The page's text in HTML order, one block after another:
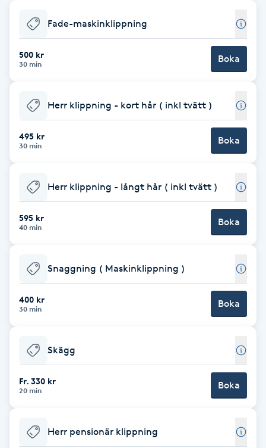
Babylights
Balayage
Barber
BIAB
Blowout
Brynfärgning
Brynplockning
Bröllopsuppsättning
C
Celluliter
Fade-maskinklippning
500 kr
30 min Boka
Herr klippning - kort hår ( inkl tvätt )
495 kr
30 min Boka
Herr klippning - långt hår ( inkl tvätt )
595 kr
40 min Boka
Snaggning ( Maskinklippning )
400 kr
30 min Boka
Skägg
Fr. 330 kr
20 min Boka
Herr pensionär klippning